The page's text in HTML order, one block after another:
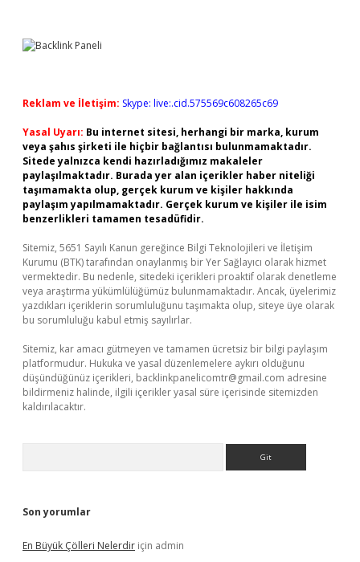
Reklam ve İletişim: Skype: live:.cid.575569c608265c69
Yasal Uyarı: Bu internet sitesi, herhangi bir marka, kurum
veya şahıs şirketi ile hiçbir bağlantısı bulunmamaktadır.
Sitede yalnızca kendi hazırladığımız makaleler
paylaşılmaktadır. Burada yer alan içerikler haber niteliği
taşımamakta olup, gerçek kurum ve kişiler hakkında
paylaşım yapılmamaktadır. Gerçek kurum ve kişiler ile isim
benzerlikleri tamamen tesadüfidir.
Sitemiz, 5651 Sayılı Kanun gereğince Bilgi Teknolojileri ve İletişim
Kurumu (BTK) tarafından onaylanmış bir Yer Sağlayıcı olarak hizmet
vermektedir. Bu nedenle, sitedeki içerikleri proaktif olarak denetleme
veya araştırma yükümlülüğümüz bulunmamaktadır. Ancak, üyelerimiz
yazdıkları içeriklerin sorumluluğunu taşımakta olup, siteye üye olarak
bu sorumluluğu kabul etmiş sayılırlar.
Sitemiz, kar amacı gütmeyen ve tamamen ücretsiz bir bilgi paylaşım
platformudur. Hukuka ve yasal düzenlemelere aykırı olduğunu
düşündüğünüz içerikleri, backlinkpanelicomtr@gmail.com adresine
bildirmeniz halinde, ilgili içerikler yasal süre içerisinde sitemizden
kaldırılacaktır.
Son yorumlar
En Büyük Çölleri Nelerdir için admin